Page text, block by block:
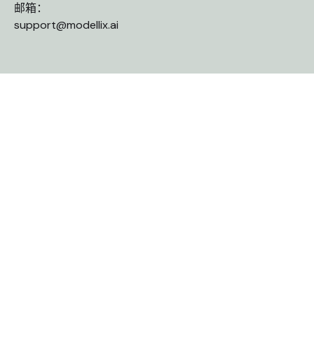
邮箱：
support@modellix.ai